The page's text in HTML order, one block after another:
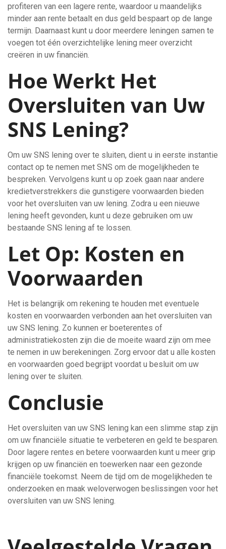
profiteren van een lagere rente, waardoor u maandelijks
minder aan rente betaalt en dus geld bespaart op de lange
termijn. Daarnaast kunt u door meerdere leningen samen te
voegen tot één overzichtelijke lening meer overzicht
creëren in uw financiën.
Hoe Werkt Het
Oversluiten van Uw
SNS Lening?
Om uw SNS lening over te sluiten, dient u in eerste instantie
contact op te nemen met SNS om de mogelijkheden te
bespreken. Vervolgens kunt u op zoek gaan naar andere
kredietverstrekkers die gunstigere voorwaarden bieden
voor het oversluiten van uw lening. Zodra u een nieuwe
lening heeft gevonden, kunt u deze gebruiken om uw
bestaande SNS lening af te lossen.
Let Op: Kosten en
Voorwaarden
Het is belangrijk om rekening te houden met eventuele
kosten en voorwaarden verbonden aan het oversluiten van
uw SNS lening. Zo kunnen er boeterentes of
administratiekosten zijn die de moeite waard zijn om mee
te nemen in uw berekeningen. Zorg ervoor dat u alle kosten
en voorwaarden goed begrijpt voordat u besluit om uw
lening over te sluiten.
Conclusie
Het oversluiten van uw SNS lening kan een slimme stap zijn
om uw financiële situatie te verbeteren en geld te besparen.
Door lagere rentes en betere voorwaarden kunt u meer grip
krijgen op uw financiën en toewerken naar een gezonde
financiële toekomst. Neem de tijd om de mogelijkheden te
onderzoeken en maak weloverwogen beslissingen voor het
oversluiten van uw SNS lening.